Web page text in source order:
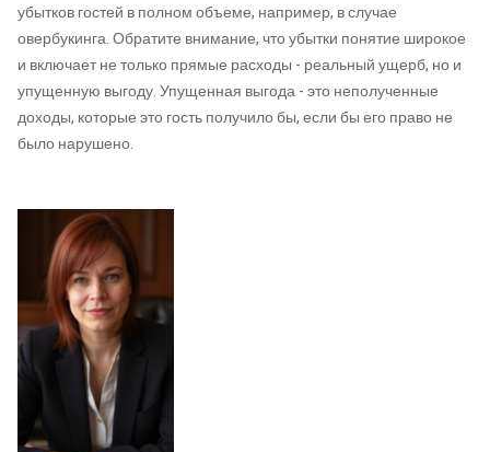
убытков гостей в полном объеме, например, в случае
овербукинга. Обратите внимание, что убытки понятие широкое
и включает не только прямые расходы - реальный ущерб, но и
упущенную выгоду. Упущенная выгода - это неполученные
доходы, которые это гость получило бы, если бы его право не
было нарушено.